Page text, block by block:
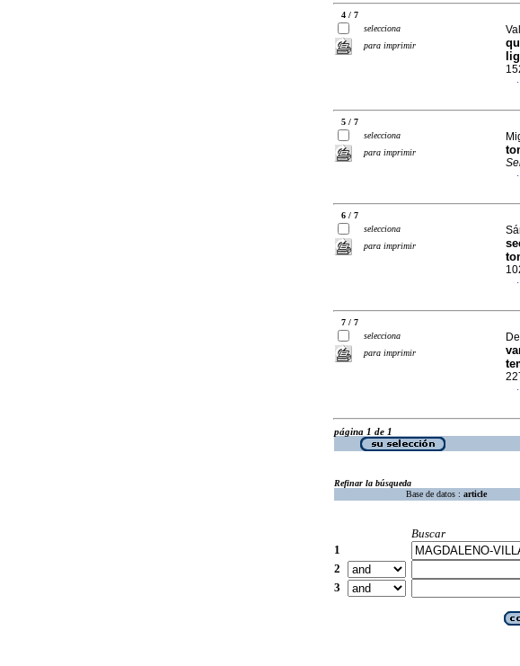
4 / 7
selecciona
para imprimir
·
5 / 7
selecciona
para imprimir
·
6 / 7
selecciona
para imprimir
·
7 / 7
selecciona
para imprimir
·
página 1 de 1
Refinar la búsqueda
Base de datos : article
Buscar
1
2
3